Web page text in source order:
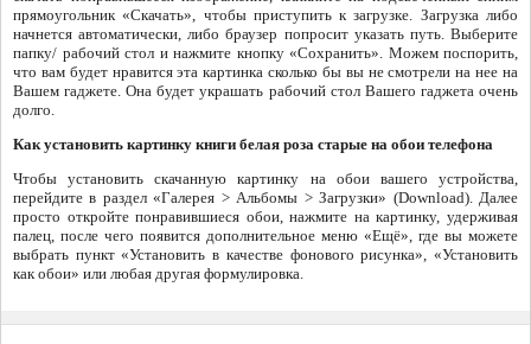
прямоугольник «Скачать», чтобы приступить к загрузке. Загрузка либо
начнется автоматически, либо браузер попросит указать путь. Выберите
папку/ рабочий стол и нажмите кнопку «Сохранить». Можем поспорить,
что вам будет нравится эта картинка сколько бы вы не смотрели на нее на
Вашем гаджете. Она будет украшать рабочий стол Вашего гаджета очень
долго.
Как установить картинку книги белая роза старые на обои телефона
Чтобы установить скачанную картинку на обои вашего устройства,
перейдите в раздел «Галерея > Альбомы > Загрузки» (Download). Далее
просто откройте понравившиеся обои, нажмите на картинку, удерживая
палец, после чего появится дополнительное меню «Ещё», где вы можете
выбрать пункт «Установить в качестве фонового рисунка», «Установить
как обои» или любая другая формулировка.